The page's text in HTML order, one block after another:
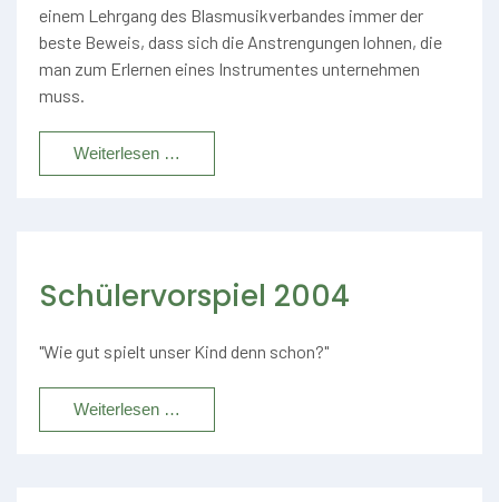
einem Lehrgang des Blasmusikverbandes immer der
beste Beweis, dass sich die Anstrengungen lohnen, die
man zum Erlernen eines Instrumentes unternehmen
muss.
Weiterlesen …
Schülervorspiel 2004
"Wie gut spielt unser Kind denn schon?"
Weiterlesen …